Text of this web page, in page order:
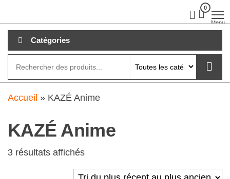
au
contenu
0
Menu
Catégories
Accueil » KAZÉ Anime
KAZÉ Anime
3 résultats affichés